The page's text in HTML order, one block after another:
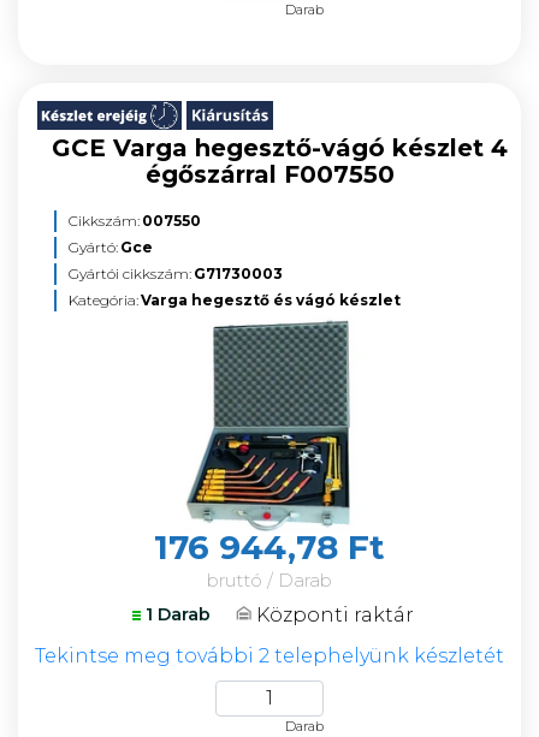
Darab
GCE Varga hegesztő-vágó készlet 4
égőszárral F007550
Cikkszám: 007550
Gyártó: Gce
Gyártói cikkszám: G71730003
Kategória:Varga hegesztő és vágó készlet
176 944,78 Ft
bruttó / Darab
1 Darab
Központi raktár
Tekintse meg további 2 telephelyünk készletét
Darab